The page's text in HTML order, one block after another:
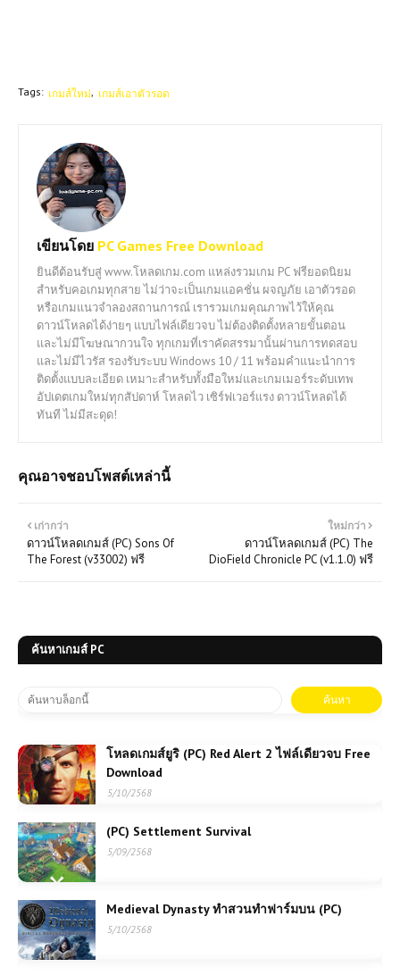
Tags: เกมส์ใหม่ เกมส์เอาตัวรอด
เขียนโดย PC Games Free Download
ยินดีต้อนรับสู่ www.โหลดเกม.com แหล่งรวมเกม PC ฟรียอดนิยม
สำหรับคอเกมทุกสาย ไม่ว่าจะเป็นเกมแอคชั่น ผจญภัย เอาตัวรอด
หรือเกมแนวจำลองสถานการณ์ เรารวมเกมคุณภาพไว้ให้คุณ
ดาวน์โหลดได้ง่ายๆ แบบไฟล์เดียวจบ ไม่ต้องติดตั้งหลายขั้นตอน
และไม่มีโฆษณากวนใจ ทุกเกมที่เราคัดสรรมานั้นผ่านการทดสอบ
และไม่มีไวรัส รองรับระบบ Windows 10 / 11 พร้อมคำแนะนำการ
ติดตั้งแบบละเอียด เหมาะสำหรับทั้งมือใหม่และเกมเมอร์ระดับเทพ
อัปเดตเกมใหม่ทุกสัปดาห์ โหลดไว เซิร์ฟเวอร์แรง ดาวน์โหลดได้
ทันที ไม่มีสะดุด!
คุณอาจชอบโพสต์เหล่านี้
ใหม่กว่า
ดาวน์โหลดเกมส์ (PC) The
DioField Chronicle PC (v1.1.0) ฟรี
เก่ากว่า
ดาวน์โหลดเกมส์ (PC) Sons Of
The Forest (v33002) ฟรี
ค้นหาเกมส์ PC
โหลดเกมส์ยูริ (PC) Red Alert 2 ไฟล์เดียวจบ Free
Download
5/10/2568
(PC) Settlement Survival
5/09/2568
Medieval Dynasty ทำสวนทำฟาร์มบน (PC)
5/10/2568